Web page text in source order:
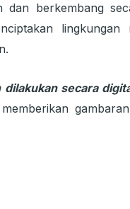
berkembang
secara